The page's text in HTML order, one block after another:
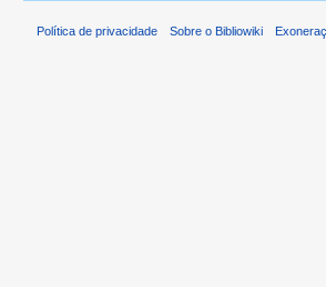
Política de privacidade Sobre o Bibliowiki